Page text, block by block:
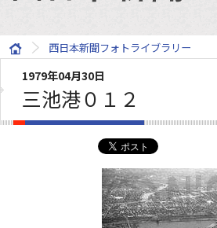
西日本新聞フォトライブラリー
1979年04月30日
三池港０１２